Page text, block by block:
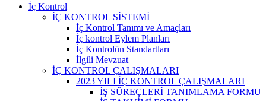
İç Kontrol
İÇ KONTROL SİSTEMİ
İç Kontrol Tanımı ve Amaçları
İç kontrol Eylem Planları
İç Kontrolün Standartları
İlgili Mevzuat
İÇ KONTROL ÇALIŞMALARI
2023 YILI İÇ KONTROL ÇALIŞMALARI
İŞ SÜREÇLERİ TANIMLAMA FORMU